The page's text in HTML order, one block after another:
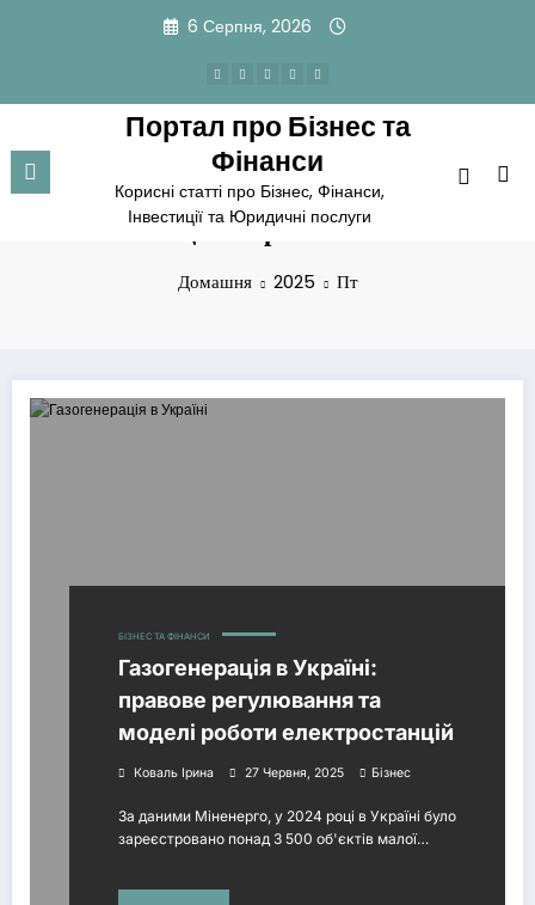
6 Серпня, 2026
Портал про Бізнес та
Фінанси
Корисні статті про Бізнес, Фінанси,
Інвестиції та Юридичні послуги
Місяць: Червень 2025
Домашня 2025 Пт
БІЗНЕС ТА ФІНАНСИ
Газогенерація в Україні:
правове регулювання та
моделі роботи електростанцій
Коваль Ірина 27 Червня, 2025 Бізнес
За даними Міненерго, у 2024 році в Україні було
зареєстровано понад 3 500 об'єктів малої…